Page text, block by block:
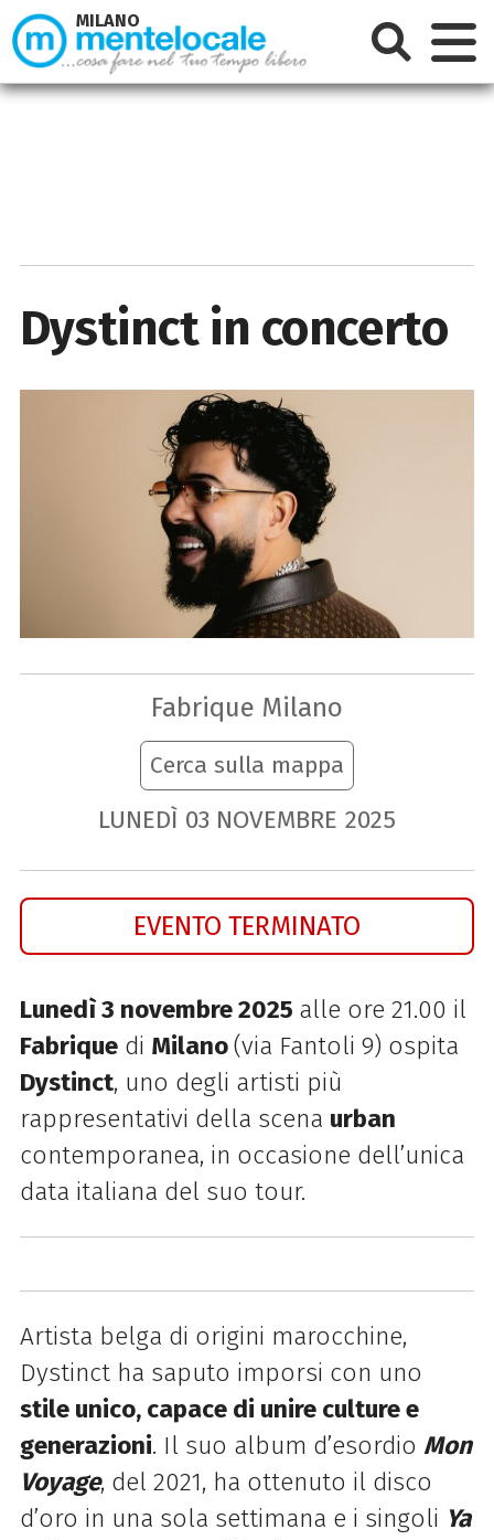
Dystinct in concerto
Fabrique Milano
Cerca sulla mappa
LUNEDÌ 03 NOVEMBRE 2025
EVENTO TERMINATO
Lunedì 3 novembre 2025 alle ore 21.00 il
Fabriquedi Milano(via Fantoli 9) ospita
Dystinct, uno degli artisti più
rappresentativi della scena urban
contemporanea, in occasione dell’unica
data italiana del suo tour.
Artista belga di origini marocchine,
Dystinct ha saputo imporsi con uno
stile unico, capace di unire culture e
generazioni. Il suo album d’esordio Mon
Voyage, del 2021, ha ottenuto il disco
d’oro in una sola settimana e i singoli Ya
MILANO